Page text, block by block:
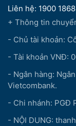
Liên hệ: 1900
+ Thông tin
- Chủ tài khoản:
- Tài khoản VNĐ:
- Ngân hàng:
Vietcombank.
- Chi nhánh: PGĐ
- NỘI DUNG: